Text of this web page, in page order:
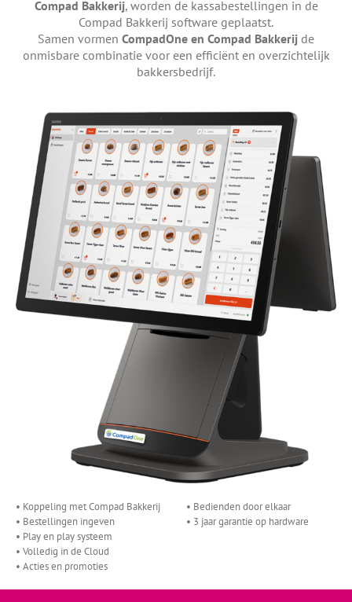
Compad Bakkerij, worden de kassabestellingen in de
Compad Bakkerij software geplaatst.
Samen vormen CompadOne en Compad Bakkerij de
onmisbare combinatie voor een efficiënt en overzichtelijk
bakkersbedrijf.
• Koppeling met Compad Bakkerij
• Bestellingen ingeven
• Play en play systeem
• Volledig in de Cloud
• Acties en promoties
• Bedienden door elkaar
• 3 jaar garantie op hardware